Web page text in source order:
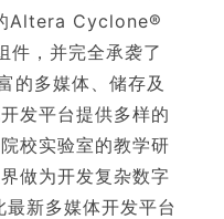
Altera Cyclone®
件，并完全承袭了
的多媒体、储存及
发平台提供多样的
校实验室的教学研
做为开发复杂数字
新多媒体开发平台